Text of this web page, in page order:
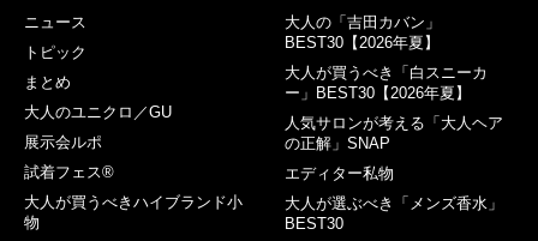
ニュース
トピック
まとめ
大人のユニクロ／GU
展示会ルポ
試着フェス®︎
大人が買うべきハイブランド小
物
大人の「吉田カバン」
BEST30【2026年夏】
大人が買うべき「白スニーカ
ー」BEST30【2026年夏】
人気サロンが考える「大人ヘア
の正解」SNAP
エディター私物
大人が選ぶべき「メンズ香水」
BEST30